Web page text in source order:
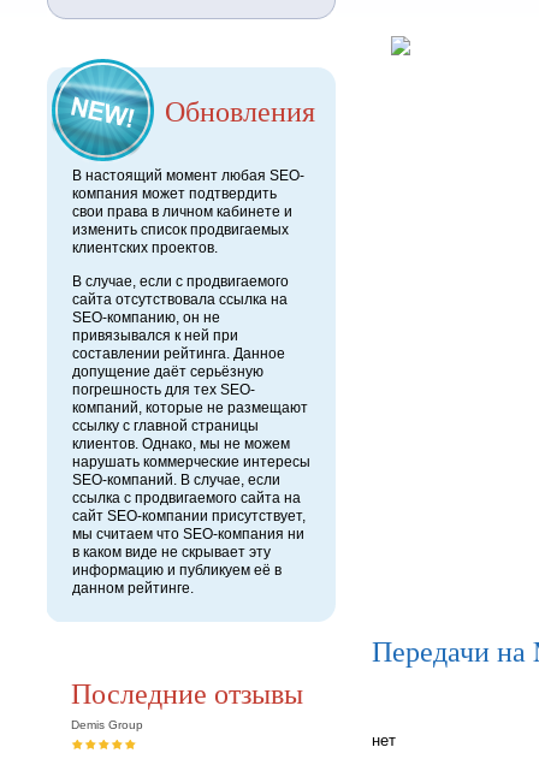
Обновления
В настоящий момент любая SEO-
компания может подтвердить
свои права в личном кабинете и
изменить список продвигаемых
клиентских проектов.
В случае, если с продвигаемого
сайта отсутствовала ссылка на
SEO-компанию, он не
привязывался к ней при
составлении рейтинга. Данное
допущение даёт серьёзную
погрешность для тех SEO-
компаний, которые не размещают
ссылку с главной страницы
клиентов. Однако, мы не можем
нарушать коммерческие интересы
SEO-компаний. В случае, если
ссылка с продвигаемого сайта на
сайт SEO-компании присутствует,
мы считаем что SEO-компания ни
в каком виде не скрывает эту
информацию и публикуем её в
данном рейтинге.
Последние отзывы
Demis Group
Передачи на
нет